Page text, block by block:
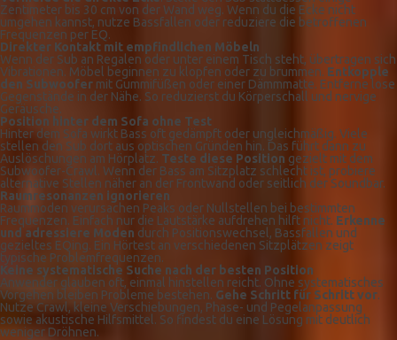
Zentimeter bis 30 cm von der Wand weg. Wenn du die Ecke nicht
umgehen kannst, nutze Bassfallen oder reduziere die betroffenen
Frequenzen per EQ.
Direkter Kontakt mit empfindlichen Möbeln
Wenn der Sub an Regalen oder unter einem Tisch steht, übertragen sich
Vibrationen. Möbel beginnen zu klopfen oder zu brummen. Entkopple
den Subwoofer mit Gummifüßen oder einer Dämmmatte. Entferne lose
Gegenstände in der Nähe. So reduzierst du Körperschall und nervige
Geräusche.
Position hinter dem Sofa ohne Test
Hinter dem Sofa wirkt Bass oft gedämpft oder ungleichmäßig. Viele
stellen den Sub dort aus optischen Gründen hin. Das führt dann zu
Auslöschungen am Hörplatz. Teste diese Position gezielt mit dem
Subwoofer-Crawl. Wenn der Bass am Sitzplatz schlecht ist, probiere
alternative Stellen näher an der Frontwand oder seitlich der Soundbar.
Raumresonanzen ignorieren
Raummoden verursachen Peaks oder Nullstellen bei bestimmten
Frequenzen. Einfach nur die Lautstärke aufdrehen hilft nicht. Erkenne
und adressiere Moden durch Positionswechsel, Bassfallen und
gezieltes EQing. Ein Hörtest an verschiedenen Sitzplätzen zeigt
typische Problemfrequenzen.
Keine systematische Suche nach der besten Position
Anwender glauben oft, einmal hinstellen reicht. Ohne systematisches
Vorgehen bleiben Probleme bestehen. Gehe Schritt für Schritt vor.
Nutze Crawl, kleine Verschiebungen, Phase- und Pegelanpassung
sowie akustische Hilfsmittel. So findest du eine Lösung mit deutlich
weniger Dröhnen.